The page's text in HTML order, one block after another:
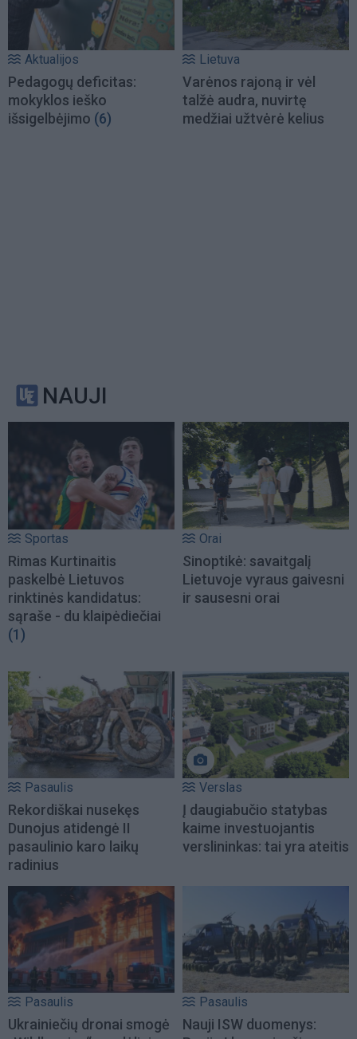
Aktualijos
Pedagogų deficitas:
mokyklos ieško
išsigelbėjimo (6)
Lietuva
Varėnos rajoną ir vėl
talžė audra, nuvirtę
medžiai užtvėrė kelius
NAUJI
Sportas
Rimas Kurtinaitis
paskelbė Lietuvos
rinktinės kandidatus:
sąraše - du klaipėdiečiai
(1)
Orai
Sinoptikė: savaitgalį
Lietuvoje vyraus gaivesni
ir sausesni orai
Pasaulis
Rekordiškai nusekęs
Dunojus atidengė II
pasaulinio karo laikų
radinius
Verslas
Į daugiabučio statybas
kaime investuojantis
verslininkas: tai yra ateitis
Pasaulis
Ukrainiečių dronai smogė
Pasaulis
Nauji ISW duomenys: